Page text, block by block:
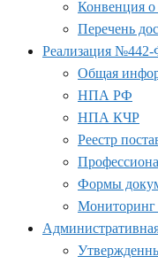
Конвенция о
Перечень
Реализация
Общая
НПА РФ
НПА КЧР
Реестр
Формы
Мониторинг